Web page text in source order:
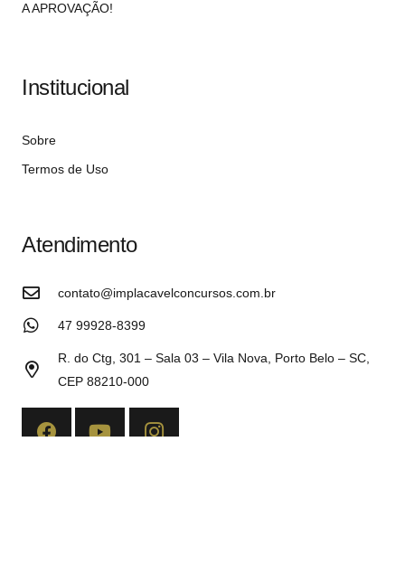
A APROVAÇÃO!
Institucional
Sobre
Termos de Uso
Atendimento
contato@implacavelconcursos.com.br
47 99928-8399
R. do Ctg, 301 – Sala 03 – Vila Nova, Porto Belo – SC,
CEP 88210-000